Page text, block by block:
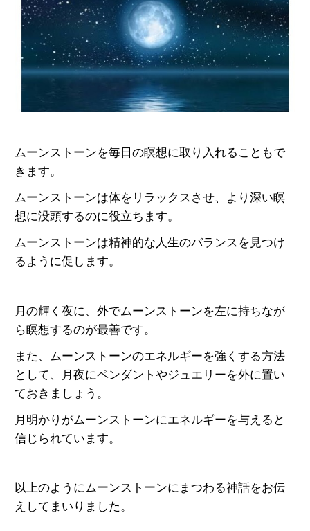
ムーンストーンを毎日の瞑想に取り入れることもで
きます。
ムーンストーンは体をリラックスさせ、より深い瞑
想に没頭するのに役立ちます。
ムーンストーンは精神的な人生のバランスを見つけ
るように促します。
月の輝く夜に、外でムーンストーンを左に持ちなが
ら瞑想するのが最善です。
また、ムーンストーンのエネルギーを強くする方法
として、月夜にペンダントやジュエリーを外に置い
ておきましょう。
月明かりがムーンストーンにエネルギーを与えると
信じられています。
以上のようにムーンストーンにまつわる神話をお伝
えしてまいりました。